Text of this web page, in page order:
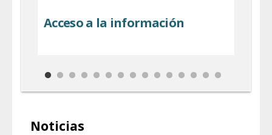
Acceso a la información
Noticias